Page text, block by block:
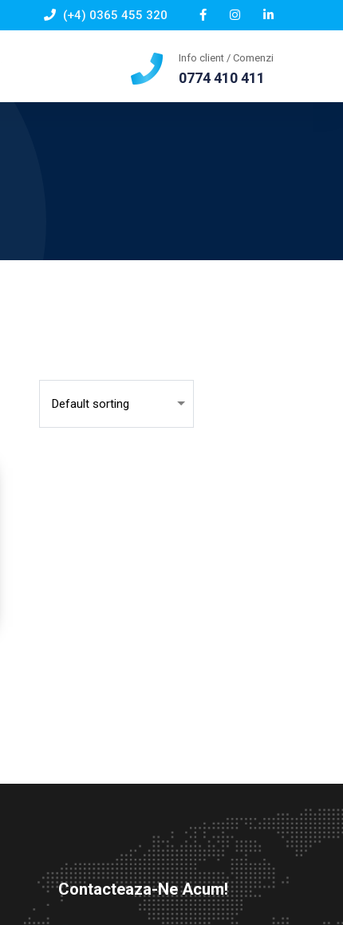
(+4) 0365 455 320
Info client / Comenzi
0774 410 411
Contacteaza-Ne Acum!